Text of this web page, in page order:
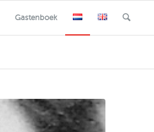
Gastenboek